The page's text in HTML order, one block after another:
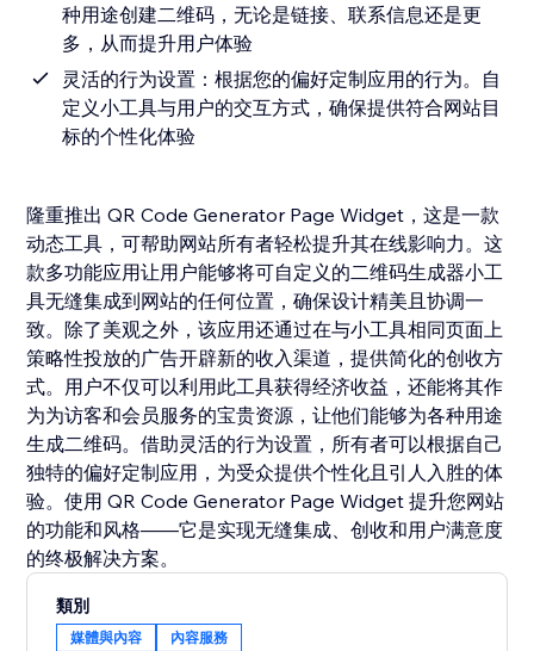
种用途创建二维码，无论是链接、联系信息还是更
多，从而提升用户体验
灵活的行为设置：根据您的偏好定制应用的行为。自
定义小工具与用户的交互方式，确保提供符合网站目
标的个性化体验
隆重推出 QR Code Generator Page Widget，这是一款
动态工具，可帮助网站所有者轻松提升其在线影响力。这
款多功能应用让用户能够将可自定义的二维码生成器小工
具无缝集成到网站的任何位置，确保设计精美且协调一
致。除了美观之外，该应用还通过在与小工具相同页面上
策略性投放的广告开辟新的收入渠道，提供简化的创收方
式。用户不仅可以利用此工具获得经济收益，还能将其作
为为访客和会员服务的宝贵资源，让他们能够为各种用途
生成二维码。借助灵活的行为设置，所有者可以根据自己
独特的偏好定制应用，为受众提供个性化且引人入胜的体
验。使用 QR Code Generator Page Widget 提升您网站
的功能和风格——它是实现无缝集成、创收和用户满意度
的终极解决方案。
類別
媒體與內容 內容服務